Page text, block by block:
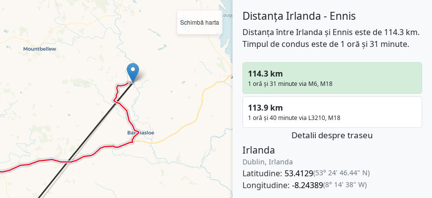
Schimbă harta Distanța Irlanda - Ennis
Distanța între Irlanda și Ennis este de 114.3 km.
Timpul de condus este de 1 oră și 31 minute.
114.3 km
1 oră și 31 minute via M6, M18
113.9 km
1 oră și 40 minute via L3210, M18
Detalii despre traseu
Irlanda
Dublin, Irlanda
Latitudine: 53.4129(53° 24' 46.44" N)
Longitudine: -8.24389(8° 14' 38" W)